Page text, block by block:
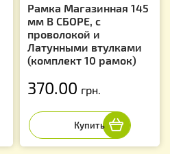
Рамка Магазинная 145
мм В СБОРЕ, с
проволокой и
Латунными втулками
(комплект 10 рамок)
370.00 грн.